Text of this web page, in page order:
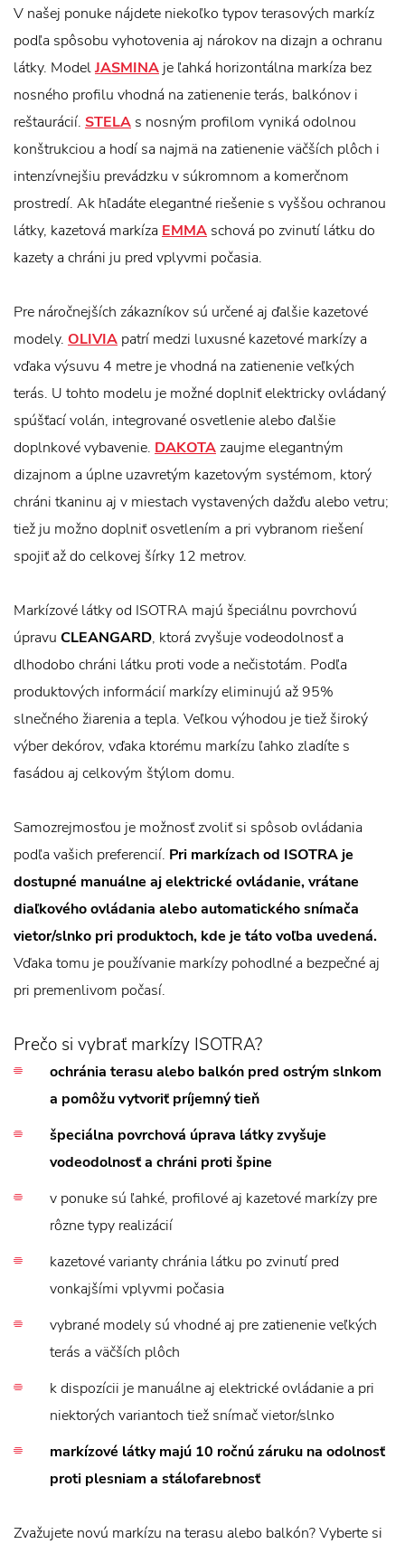
V našej ponuke nájdete niekoľko typov terasových markíz
podľa spôsobu vyhotovenia aj nárokov na dizajn a ochranu
látky. ModelJASMINA je ľahká horizontálna markíza bez
nosného profilu vhodná na zatienenie terás, balkónov i
reštaurácií. STELA s nosným profilom vyniká odolnou
konštrukciou a hodí sa najmä na zatienenie väčších plôch i
intenzívnejšiu prevádzku v súkromnom a komerčnom
prostredí. Ak hľadáte elegantné riešenie s vyššou ochranou
látky, kazetová markíza EMMA schová po zvinutí látku do
kazety a chráni ju pred vplyvmi počasia.
Pre náročnejších zákazníkov sú určené aj ďalšie kazetové
modely. OLIVIA patrí medzi luxusné kazetové markízy a
vďaka výsuvu 4 metre je vhodná na zatienenie veľkých
terás. U tohto modelu je možné doplniť elektricky ovládaný
spúšťací volán, integrované osvetlenie alebo ďalšie
doplnkové vybavenie. DAKOTA zaujme elegantným
dizajnom a úplne uzavretým kazetovým systémom, ktorý
chráni tkaninu aj v miestach vystavených dažďu alebo vetru;
tiež ju možno doplniť osvetlením a pri vybranom riešení
spojiť až do celkovej šírky 12 metrov.
Markízové látky od ISOTRA majú špeciálnu povrchovú
úpravu CLEANGARD, ktorá zvyšuje vodeodolnosť a
dlhodobo chráni látku proti vode a nečistotám. Podľa
produktových informácií markízy eliminujú až 95%
slnečného žiarenia a tepla. Veľkou výhodou je tiež široký
výber dekórov, vďaka ktorému markízu ľahko zladíte s
fasádou aj celkovým štýlom domu.
Samozrejmosťou je možnosť zvoliť si spôsob ovládania
podľa vašich preferencií. Pri markízach od ISOTRA je
dostupné manuálne aj elektrické ovládanie, vrátane
diaľkového ovládania alebo automatického snímača
vietor/slnko pri produktoch, kde je táto voľba uvedená.
Vďaka tomu je používanie markízy pohodlné a bezpečné aj
pri premenlivom počasí.
Prečo si vybrať markízy ISOTRA?
ochránia terasu alebo balkón pred ostrým slnkom
a pomôžu vytvoriť príjemný tieň
špeciálna povrchová úprava látky zvyšuje
vodeodolnosť a chráni proti špine
v ponuke sú ľahké, profilové aj kazetové markízy pre
rôzne typy realizácií
kazetové varianty chránia látku po zvinutí pred
vonkajšími vplyvmi počasia
vybrané modely sú vhodné aj pre zatienenie veľkých
terás a väčších plôch
k dispozícii je manuálne aj elektrické ovládanie a pri
niektorých variantoch tiež snímač vietor/slnko
markízové látky majú 10 ročnú záruku na odolnosť
proti plesniam a stálofarebnosť
Zvažujete novú markízu na terasu alebo balkón? Vyberte si